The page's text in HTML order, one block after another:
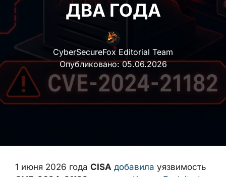
CyberSecureFox Editorial Team
Опубликовано:
1 июня 2026 годаCISA добавила
Known Exploited Vulnerabilities (KEV),